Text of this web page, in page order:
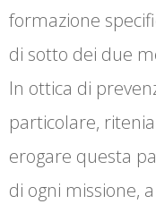
formazione
di sotto dei due
In ottica di
particolare,
erogare questa
di ogni missione,